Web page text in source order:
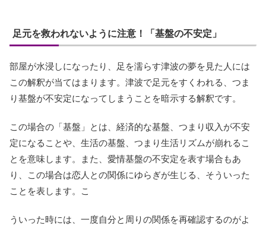
足元を救われないように注意！「基盤の不安定」
部屋が水浸しになったり、足を濡らす津波の夢を見た人には
この解釈が当てはまります。津波で足元をすくわれる、つま
り基盤が不安定になってしまうことを暗示する解釈です。
この場合の「基盤」とは、経済的な基盤、つまり収入が不安
定になることや、生活の基盤、つまり生活リズムが崩れるこ
とを意味します。また、愛情基盤の不安定を表す場合もあ
り、この場合は恋人との関係にゆらぎが生じる、そういった
ことを表します。こ
ういった時には、一度自分と周りの関係を再確認するのがよ